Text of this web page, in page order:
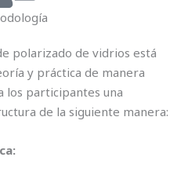
polarizado de vidrios está
y práctica de manera
los participantes una
de la siguiente manera: